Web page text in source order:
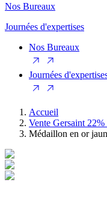
Nos Bureaux
Journées d'expertises
Nos Bureaux
Journées
Accueil
Vente Gersaint
Médaillon en or